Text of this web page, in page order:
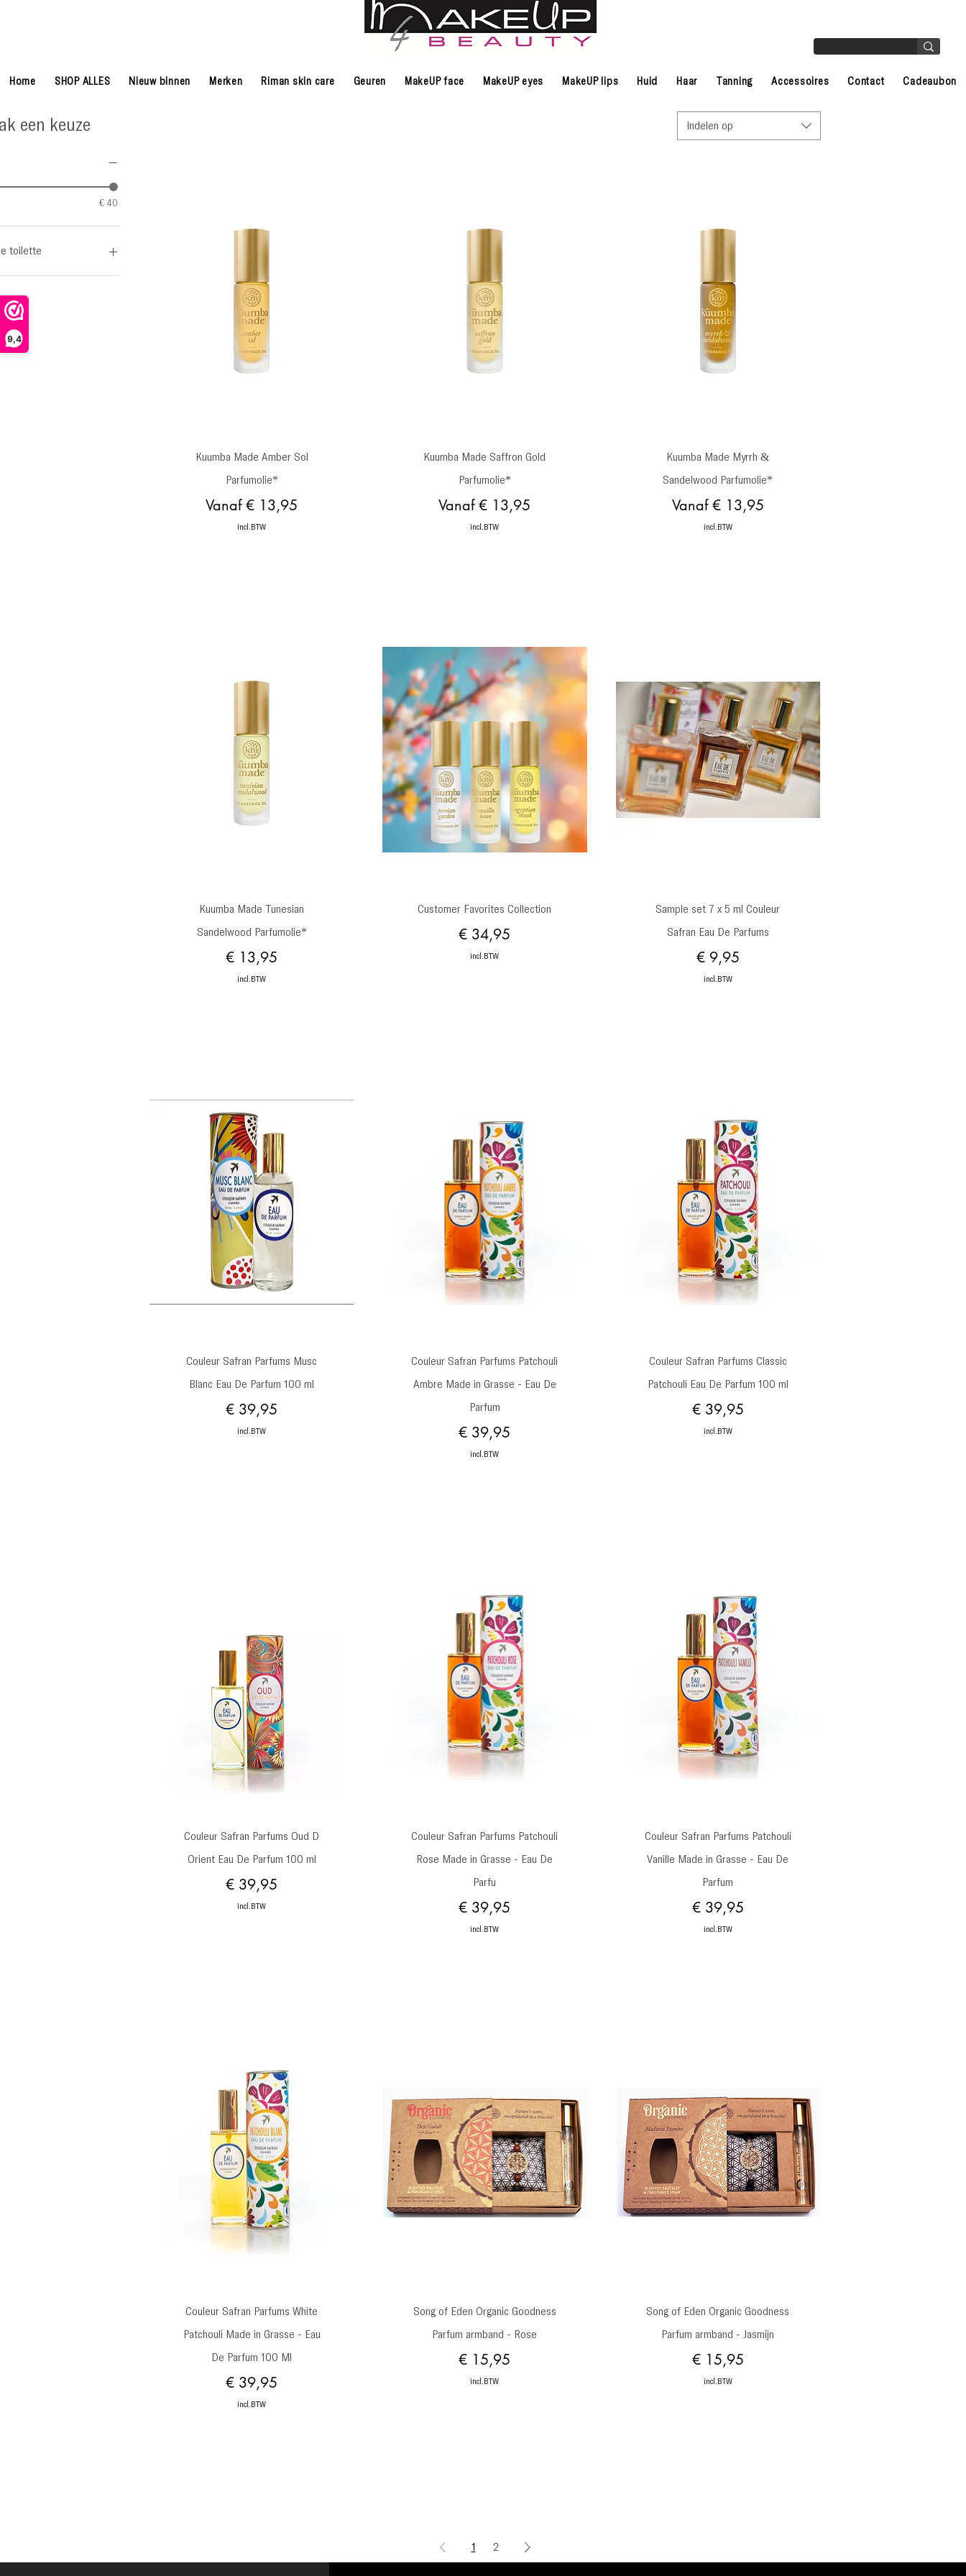
9,4
Home SHOP ALLES Nieuw binnen Merken Riman skin care Geuren MakeUP face MakeUP eyes MakeUP lips Huid Haar Tanning Accessoires Contact Cadeaubon
een keuze
€ 40
toilette
& Parfums
Indelen op
Snel overzicht
Kuumba Made Amber Sol
Parfumolie*
Vanaf€ 13,95
Verkoopprijs
incl.BTW
Snel overzicht
Kuumba Made Saffron Gold
Parfumolie*
Vanaf€ 13,95
Verkoopprijs
incl.BTW
Snel overzicht
Kuumba Made Myrrh &
Sandelwood Parfumolie*
Vanaf€ 13,95
Verkoopprijs
incl.BTW
Snel overzicht
Kuumba Made Tunesian
Sandelwood Parfumolie*
Prijs
€ 13,95
incl.BTW
Snel overzicht
Customer Favorites Collection
Prijs
€ 34,95
incl.BTW
Snel overzicht
Sample set 7 x 5 ml Couleur
Safran Eau De Parfums
Prijs
€ 9,95
incl.BTW
Snel overzicht
Couleur Safran Parfums Musc
Blanc Eau De Parfum 100 ml
Prijs
€ 39,95
incl.BTW
Snel overzicht
Couleur Safran Parfums Patchouli
Ambre Made in Grasse - Eau De
Parfum
Prijs
€ 39,95
incl.BTW
Snel overzicht
Couleur Safran Parfums Classic
Patchouli Eau De Parfum 100 ml
Prijs
€ 39,95
incl.BTW
Snel overzicht
Couleur Safran Parfums Oud D
Orient Eau De Parfum 100 ml
Prijs
€ 39,95
incl.BTW
Snel overzicht
Couleur Safran Parfums Patchouli
Rose Made in Grasse - Eau De
Parfu
Prijs
€ 39,95
incl.BTW
Snel overzicht
Couleur Safran Parfums Patchouli
Vanille Made in Grasse - Eau De
Parfum
Prijs
€ 39,95
incl.BTW
Snel overzicht
Couleur Safran Parfums White
Patchouli Made in Grasse - Eau
De Parfum 100 Ml
Prijs
€ 39,95
incl.BTW
Snel overzicht
Song of Eden Organic Goodness
Parfum armband - Rose
Prijs
€ 15,95
incl.BTW
Snel overzicht
Song of Eden Organic Goodness
Parfum armband - Jasmijn
Prijs
€ 15,95
incl.BTW
1 2